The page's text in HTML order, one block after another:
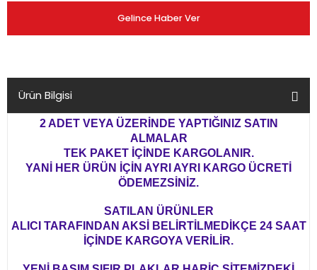
Gelince Haber Ver
Ürün Bilgisi
2 ADET VEYA ÜZERİNDE YAPTIĞINIZ SATIN
ALMALAR
TEK PAKET İÇİNDE KARGOLANIR.
YANİ HER ÜRÜN İÇİN AYRI AYRI KARGO ÜCRETİ
ÖDEMEZSİNİZ.
SATILAN ÜRÜNLER
ALICI TARAFINDAN AKSİ BELİRTİLMEDİKÇE 24 SAAT
İÇİNDE KARGOYA VERİLİR.